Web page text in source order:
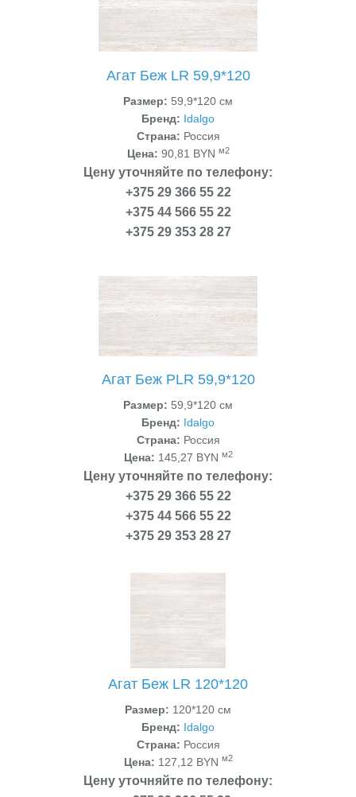
Агат Беж LR 59,9*120
Размер: 59,9*120 см
Бренд: Idalgo
Страна: Россия
Цена: 90,81 BYN м2
Цену уточняйте по телефону:
+375 29 366 55 22
+375 44 566 55 22
+375 29 353 28 27
Агат Беж PLR 59,9*120
Размер: 59,9*120 см
Бренд: Idalgo
Страна: Россия
Цена: 145,27 BYN м2
Цену уточняйте по телефону:
+375 29 366 55 22
+375 44 566 55 22
+375 29 353 28 27
Агат Беж LR 120*120
Размер: 120*120 см
Бренд: Idalgo
Страна: Россия
Цена: 127,12 BYN м2
Цену уточняйте по телефону: